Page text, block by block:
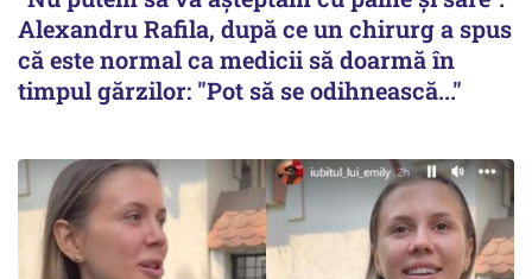
Alexandru Rafila, după ce un chirurg a spus
că este normal ca medicii să doarmă în
timpul gărzilor: "Pot să se odihnească..."